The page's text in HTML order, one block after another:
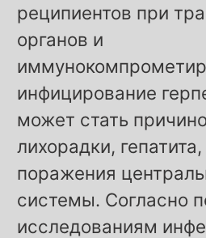
реципиентов при
органов и
инфицирование
может стать
лихорадки,
поражения
системы. Согласно
исследованиям